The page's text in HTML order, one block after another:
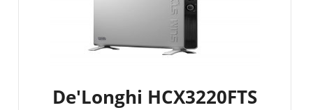
De'Longhi HCX3220FTS